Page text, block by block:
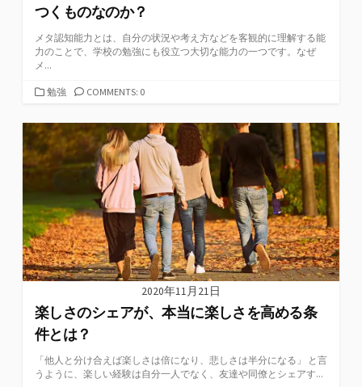
つくものなのか？
メタ認知能力とは、自分の状況や考え方などを客観的に理解する能
力のことで、学校の勉強にも役立つ大切な能力の一つです。なぜ
メ...
カ
ゴ
ー
勉強 COMMENTS: 0
2020年11月21日
楽しさのシェアが、本当に楽しさを高める条
件とは？
「他人と分け合えば楽しさは倍になり、悲しさは半分になる」 と言
うように、楽しい経験は自分一人でなく、友達や同僚とシェアす...